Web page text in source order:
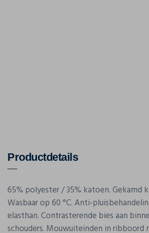
Productdetails
65% polyester / 35% katoen. Gekamd
Wasbaar op 60 °C. Anti-
elasthan. Contrasterende bies aan
schouders. Mouwuiteinden in ribboord